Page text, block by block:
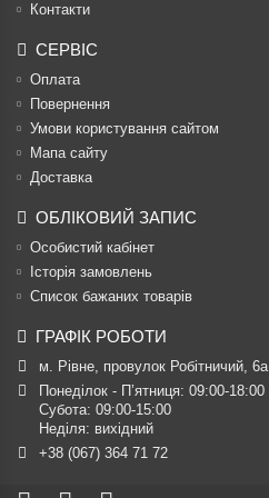
Контакти
СЕРВІС
Оплата
Повернення
Умови користування сайтом
Мапа сайту
Доставка
ОБЛІКОВИЙ ЗАПИС
Особистий кабінет
Історія замовлень
Список бажаних товарів
ГРАФІК РОБОТИ
м. Рівне, провулок Робітничий, 6а
Понеділок - П’ятниця: 09:00-18:00
Субота: 09:00-15:00
Неділя: вихідний
+38 (067) 364 71 72